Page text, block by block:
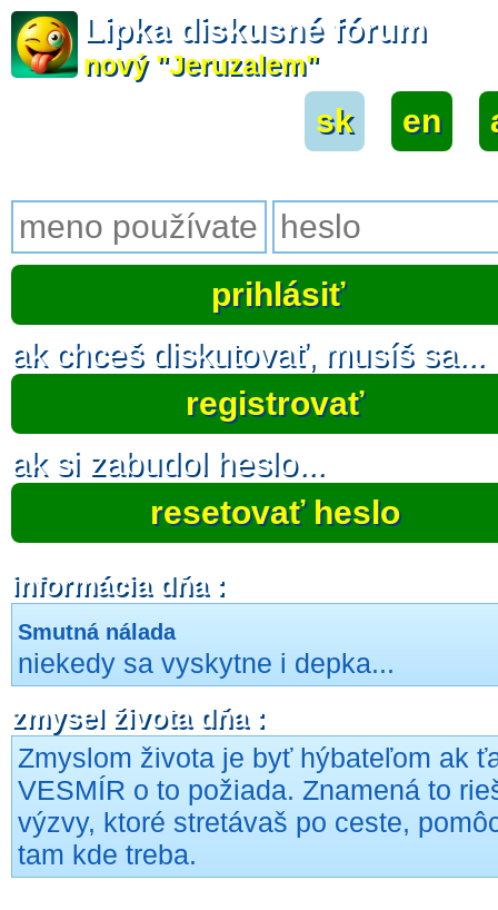
Lipka diskusné fórum
nový "Jeruzalem"
sk en
ak chceš diskutovať, musíš sa...
registrovať
ak si zabudol heslo...
resetovať heslo
informácia dňa :
Smutná nálada
niekedy sa vyskytne i depka...
zmysel života dňa :
Zmyslom života je byť hýbateľom ak
VESMÍR o to požiada. Znamená to
výzvy, ktoré stretávaš po ceste,
tam kde treba.